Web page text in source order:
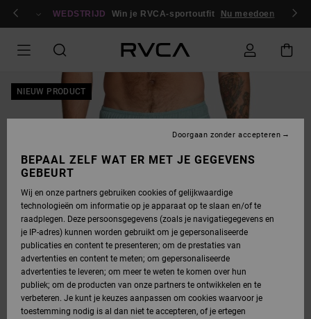
NAAR/ registrerenWEDSTRIJD Win je RVCA-sportoutfit Nu meedoen
NIEUW PRODUCT
BEPAAL ZELF WAT ER MET JE GEGEVENS
GEBEURT
Wij en onze partners gebruiken cookies of gelijkwaardige
technologieën om informatie op je apparaat op te slaan en/of te
raadplegen. Deze persoonsgegevens (zoals je navigatiegegevens en
je IP-adres) kunnen worden gebruikt om je gepersonaliseerde
publicaties en content te presenteren; om de prestaties van
advertenties en content te meten; om gepersonaliseerde
advertenties te leveren; om meer te weten te komen over hun
publiek; om de producten van onze partners te ontwikkelen en te
verbeteren. Je kunt je keuzes aanpassen om cookies waarvoor je
toestemming nodig is al dan niet te accepteren, of je ertegen
Doorgaan zonder accepteren